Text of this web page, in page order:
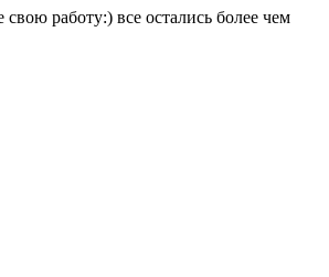
работу:) все остались более чем